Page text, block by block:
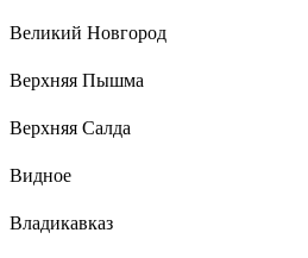
Великий Новгород
Верхняя Пышма
Верхняя Салда
Видное
Владикавказ